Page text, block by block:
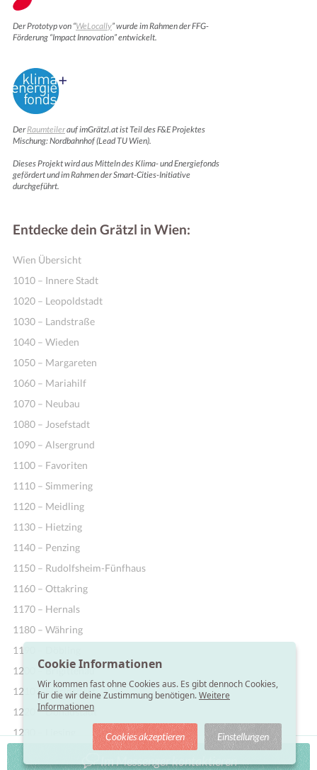
Im Messenger kontaktieren
Der Prototyp von “WeLocally” wurde im Rahmen der FFG-
Förderung “Impact Innovation” entwickelt.
DerRaumteilerauf imGrätzl.at ist Teil des F&E Projektes
Mischung: Nordbahnhof (Lead TU Wien).
Dieses Projekt wird aus Mitteln des Klima- und Energiefonds
gefördert und im Rahmen der Smart-Cities-Initiative
durchgeführt.
Entdecke dein Grätzl in Wien:
Wien Übersicht
1010 – Innere Stadt
1020 – Leopoldstadt
1030 – Landstraße
1040 – Wieden
1050 – Margareten
1060 – Mariahilf
1070 – Neubau
1080 – Josefstadt
1090 – Alsergrund
1100 – Favoriten
1110 – Simmering
1120 – Meidling
1130 – Hietzing
1140 – Penzing
1150 – Rudolfsheim-Fünfhaus
1160 – Ottakring
1170 – Hernals
1180 – Währing
1190 – Döbling
1200 – Brigittenau
1210 – Floridsdorf
1220 – Donaustadt
1230 – Liesing
Cookie Informationen
Wir kommen fast ohne Cookies aus. Es gibt dennoch Cookies,
für die wir deine Zustimmung benötigen.Weitere
Informationen
Cookies akzeptieren Einstellungen